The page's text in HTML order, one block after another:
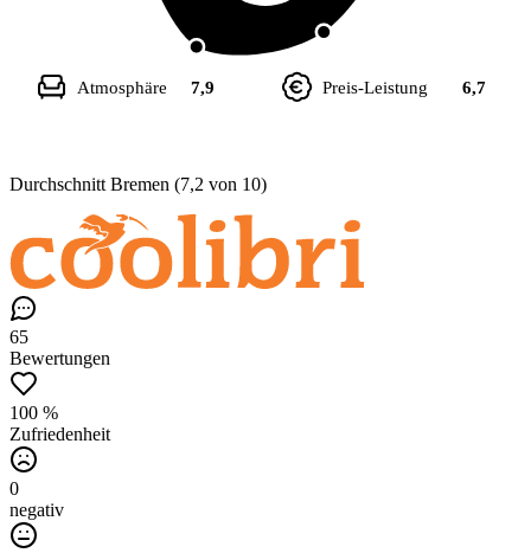
Preis-Leistung 6,7
Atmosphäre 7,9
Durchschnitt Bremen (7,2 von 10)
65
Bewertungen
100 %
Zufriedenheit
0
negativ